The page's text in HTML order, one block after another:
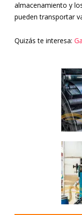
almacenamiento y
pueden transportar
Quizás te interesa: